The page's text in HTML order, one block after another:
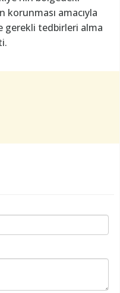
amacıyla
gerekli tedbirleri alma